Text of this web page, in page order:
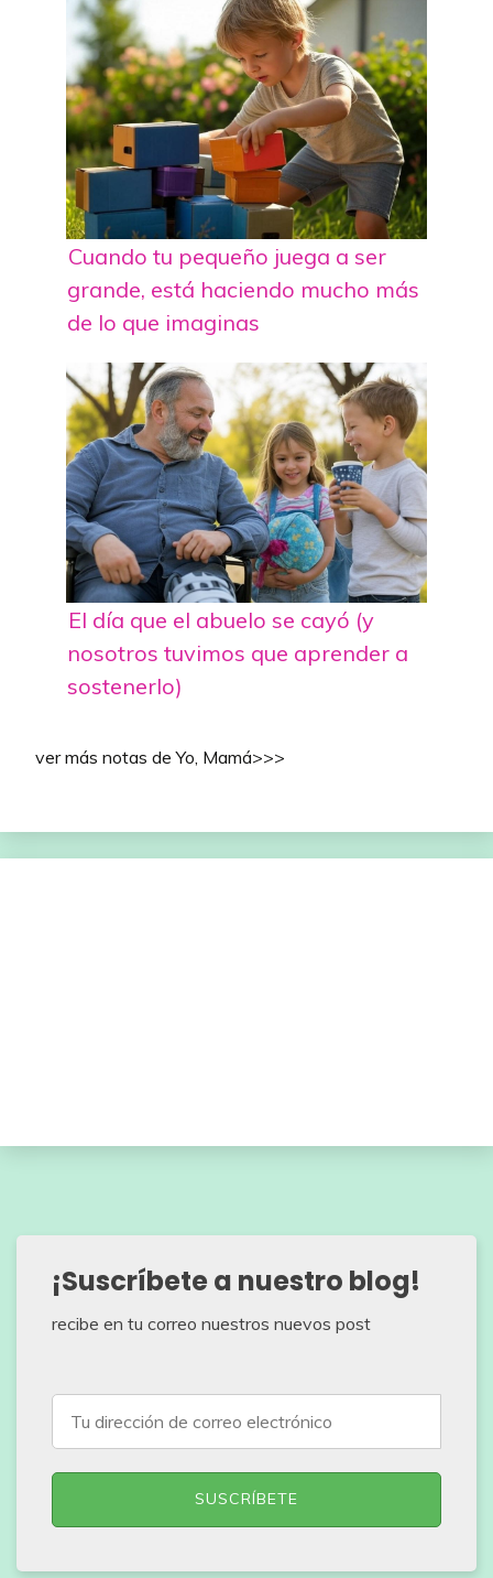
Cuando tu pequeño juega a ser
grande, está haciendo mucho más
de lo que imaginas
El día que el abuelo se cayó (y
nosotros tuvimos que aprender a
sostenerlo)
ver más notas de Yo, Mamá>>>
¡Suscríbete a nuestro blog!
recibe en tu correo nuestros nuevos post